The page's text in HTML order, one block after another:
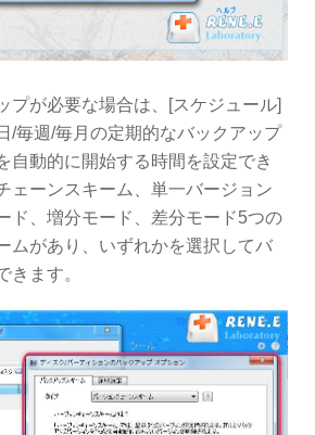
プが必要な場合は、[スケジュール]
/毎週/毎月の定期的なバックアップ
自動的に開始する時間を設定でき
ェーンスキーム、単一バージョン
ド、増分モード、差分モード5つの
ムがあり、いずれかを選択してバ
きます。